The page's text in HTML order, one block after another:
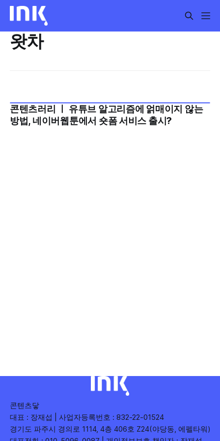
왓차
2025년 7월 4주
콘텐츠러리 ㅣ 유튜브 알고리즘에 얽매이지 않는
방법, 네이버웹툰에서 숏폼 서비스 출시?
콘텐츠닿
대표 : 장재섭 | 사업자등록번호 : 832-22-01524
경기도 파주시 경의로 1114, 4층 406호 Z24(야당동, 에펠타워)